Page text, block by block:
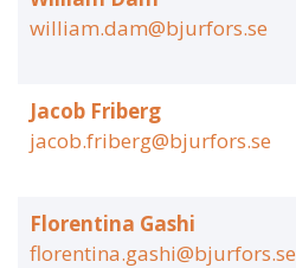
william.dam@bjurfors.se
Jacob Friberg
jacob.friberg@bjurfors.se
Florentina Gashi
florentina.gashi@bjurfors.se